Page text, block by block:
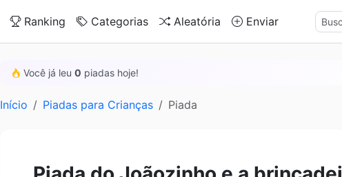
Ranking Categorias Aleatória Enviar
Você já leu 0 piadas hoje!
Início Piadas para Crianças Piada